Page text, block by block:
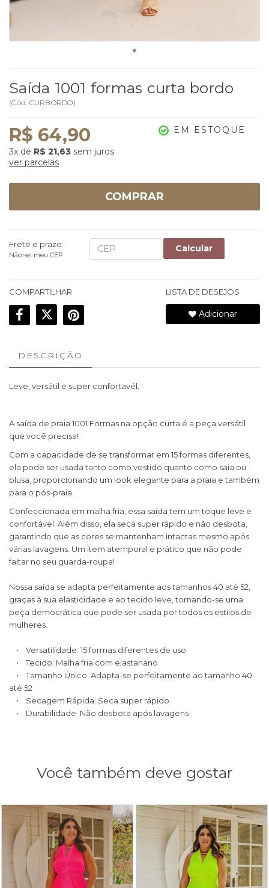
Saída 1001 formas curta bordo
(Cód. CURBORDO)
R$ 64,90
3x de R$ 21,63 sem juros
ver parcelas
EM ESTOQUE
COMPRAR
Frete e prazo:
Não sei meu CEP
Calcular
COMPARTILHAR LISTA DE DESEJOS
Adicionar
DESCRIÇÃO
Leve, versátil e super confortavél.
A saída de praia 1001 Formas na opção curta é a peça versátil
que você precisa!
Com a capacidade de se transformar em 15 formas diferentes,
ela pode ser usada tanto como vestido quanto como saia ou
blusa, proporcionando um look elegante para a praia e também
para o pós-praia.
Confeccionada em malha fria, essa saída tem um toque leve e
confortável. Além disso, ela seca super rápido e não desbota,
garantindo que as cores se mantenham intactas mesmo após
várias lavagens. Um item atemporal e prático que não pode
faltar no seu guarda-roupa!
Nossa saída se adapta perfeitamente aos tamanhos 40 até 52,
graças à sua elasticidade e ao tecido leve, tornando-se uma
peça democrática que pode ser usada por todos os estilos de
mulheres.
• Versatilidade: 15 formas diferentes de uso
• Tecido: Malha fria com elastanano
• Tamanho Único: Adapta-se perfeitamente ao tamanho 40
até 52
• Secagem Rápida: Seca super rápido
• Durabilidade: Não desbota após lavagens
Você também deve gostar